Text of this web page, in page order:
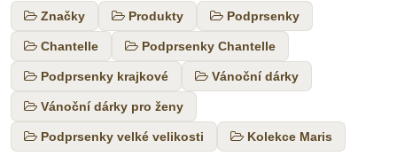
Značky Produkty Podprsenky
Chantelle Podprsenky Chantelle
Podprsenky krajkové Vánoční dárky
Vánoční dárky pro ženy
Podprsenky velké velikosti Kolekce Maris